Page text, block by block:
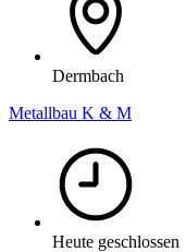
Dermbach
Metallbau K & M
Heute geschlossen